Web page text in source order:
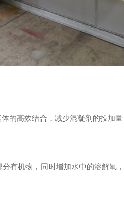
的高效结合，减少混凝剂的投加量
有机物，同时增加水中的溶解氧